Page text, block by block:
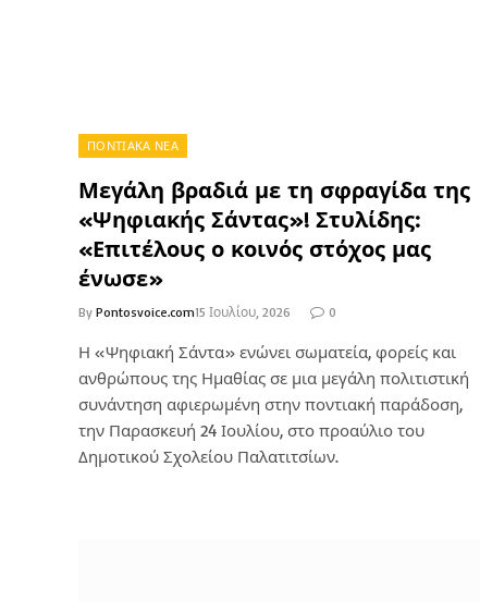
ΠΟΝΤΙΑΚΑ ΝΕΑ
Μεγάλη βραδιά με τη σφραγίδα της
«Ψηφιακής Σάντας»! Στυλίδης:
«Επιτέλους ο κοινός στόχος μας
ένωσε»
By Pontosvoice.com15 Ιουλίου, 2026 0
Η «Ψηφιακή Σάντα» ενώνει σωματεία, φορείς και
ανθρώπους της Ημαθίας σε μια μεγάλη πολιτιστική
συνάντηση αφιερωμένη στην ποντιακή παράδοση,
την Παρασκευή 24 Ιουλίου, στο προαύλιο του
Δημοτικού Σχολείου Παλατιτσίων.